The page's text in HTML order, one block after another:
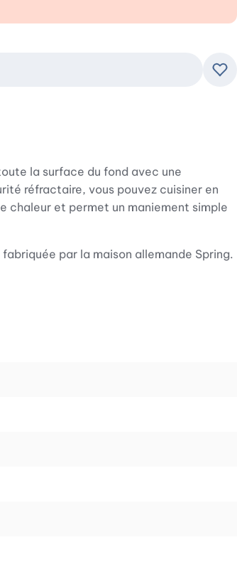
la surface du fond avec une
réfractaire, vous pouvez cuisiner en
chaleur et permet un maniement simple
par la maison allemande Spring.